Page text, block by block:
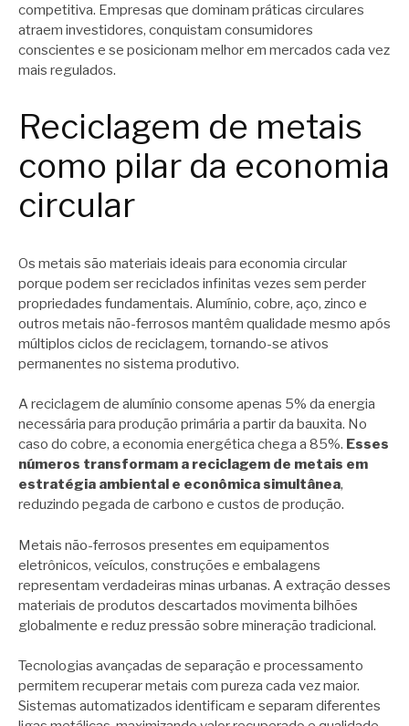
competitiva. Empresas que dominam práticas circulares
atraem investidores, conquistam consumidores
conscientes e se posicionam melhor em mercados cada vez
mais regulados.
Reciclagem de metais
como pilar da economia
circular
Os metais são materiais ideais para economia circular
porque podem ser reciclados infinitas vezes sem perder
propriedades fundamentais. Alumínio, cobre, aço, zinco e
outros metais não-ferrosos mantêm qualidade mesmo após
múltiplos ciclos de reciclagem, tornando-se ativos
permanentes no sistema produtivo.
A reciclagem de alumínio consome apenas 5% da energia
necessária para produção primária a partir da bauxita. No
caso do cobre, a economia energética chega a 85%. Esses
números transformam a reciclagem de metais em
estratégia ambiental e econômica simultânea,
reduzindo pegada de carbono e custos de produção.
Metais não-ferrosos presentes em equipamentos
eletrônicos, veículos, construções e embalagens
representam verdadeiras minas urbanas. A extração desses
materiais de produtos descartados movimenta bilhões
globalmente e reduz pressão sobre mineração tradicional.
Tecnologias avançadas de separação e processamento
permitem recuperar metais com pureza cada vez maior.
Sistemas automatizados identificam e separam diferentes